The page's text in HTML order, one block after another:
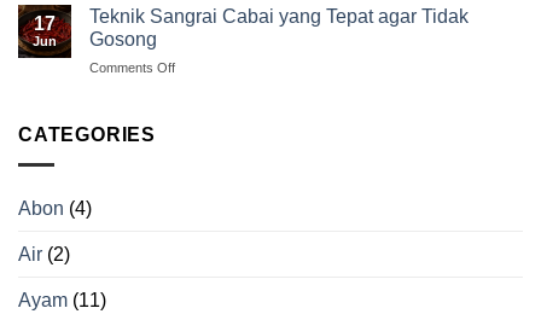
Usaha
Memilih
Mesin
Padi
17
Jun
Teknik Sangrai Cabai yang Tepat agar Tidak
Gosong
Comments Offon
CATEGORIES
Abon (4)
Air (2)
Ayam (11)